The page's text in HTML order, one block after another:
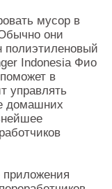
мусор в
они
полиэтиленовый
Indonesia Фио
в
управлять
домашних
приложения